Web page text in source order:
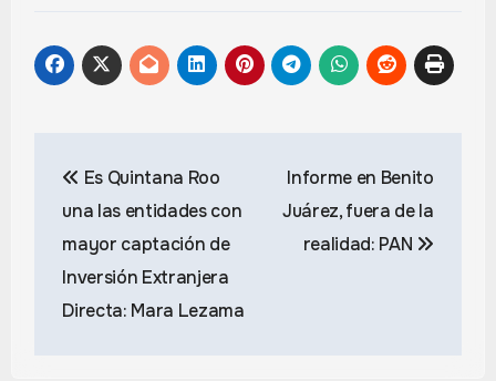
de
entradas
Es Quintana Roo
una las entidades con
mayor captación de
Inversión Extranjera
Directa: Mara Lezama
Informe en Benito
Juárez, fuera de la
realidad: PAN